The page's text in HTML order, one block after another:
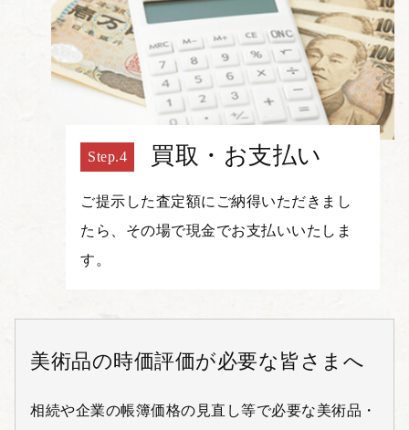
買取・お支払い
ご提示した査定額にご納得いただきまし
たら、その場で現金でお支払いいたしま
す。
美術品の時価評価が必要な皆さまへ
相続や企業の帳簿価格の見直し等で必要な美術品・